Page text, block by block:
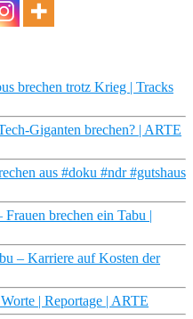
brechen trotz Krieg | Tracks
Giganten brechen? | ARTE
aus #doku #ndr #gutshaus
brechen ein Tabu |
– Karriere auf Kosten der
| Reportage | ARTE